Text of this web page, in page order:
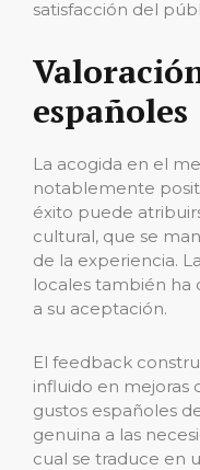
satisfacción del
españoles
La acogida en el
notablemente
éxito puede
cultural, que se
de la experiencia.
locales también ha
a su aceptación.
El feedback
influido en mejoras
gustos españoles
genuina a las
cual se traduce en